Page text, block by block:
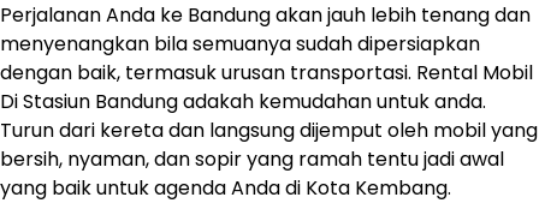
Perjalanan Anda ke Bandung akan jauh lebih tenang dan
menyenangkan bila semuanya sudah dipersiapkan
dengan baik, termasuk urusan transportasi. Rental Mobil
Di Stasiun Bandung adakah kemudahan untuk anda.
Turun dari kereta dan langsung dijemput oleh mobil yang
bersih, nyaman, dan sopir yang ramah tentu jadi awal
yang baik untuk agenda Anda di Kota Kembang.